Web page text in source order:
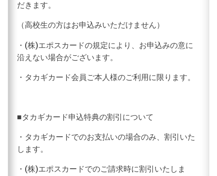
だきます。
（高校生の方はお申込みいただけません）
・(株)エポスカードの規定により、お申込みの意に
沿えない場合がございます。
・タカギカード会員ご本人様のご利用に限ります。
■タカギカード申込特典の割引について
・タカギカードでのお支払いの場合のみ、割引いた
します。
・(株)エポスカードでのご請求時に割引いたしま